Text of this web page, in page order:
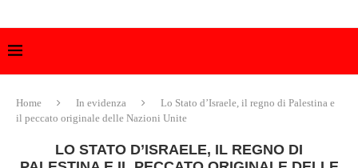
Home In evidenza
Lo Stato d’Israele, il regno di Palestina e
il peccato originale delle Nazioni Unite
LO STATO D’ISRAELE, IL REGNO DI